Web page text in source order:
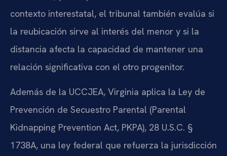
contexto interestatal, el tribunal también evalúa si
la reubicación sirve al interés del menor y si la
distancia afecta la capacidad de mantener una
relación significativa con el otro progenitor.
Además de la UCCJEA, Virginia aplica la Ley de
Prevención de Secuestro Parental (Parental
Kidnapping Prevention Act, PKPA), 28 U.S.C. §
1738A, una ley federal que refuerza la jurisdicción